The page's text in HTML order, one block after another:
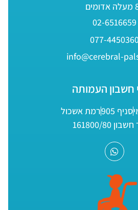
02-6516659
077-
info@cerebral-
חשבון העמותה
סניף 905
רמת אשכול
161800/80